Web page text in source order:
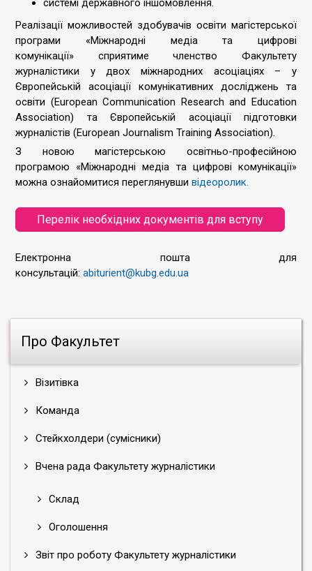
Про Факультет
Візитівка
Команда
Стейкхолдери (сумісники)
Вчена рада Факультету журналістики
Склад
Оголошення
Звіт про роботу Факультету журналістики
системі державного іншомовлення.
Реалізації можливостей здобувачів освіти магістерської
програми «Міжнародні медіа та цифрові
комунікації» сприятиме членство Факультету
журналістики у двох міжнародних асоціаціях – у
Європейській асоціації комунікативних досліджень та
освіти (European Communication Research and Education
Association) та Європейській асоціації підготовки
журналістів (European Journalism Training Association).
З новою магістерською освітньо-професійною
програмою «Міжнародні медіа та цифрові комунікації»
можна ознайомитися переглянувши відеоролик.
Перелік необхідних документів для вступу
Електронна пошта для
консультацій: abiturient@kubg.edu.ua